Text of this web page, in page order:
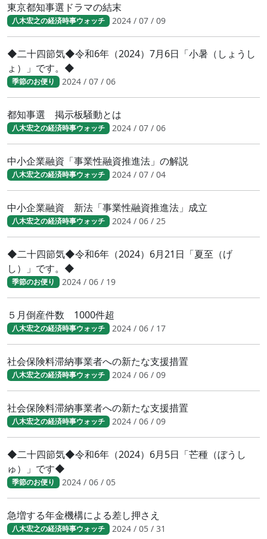
東京都知事選ドラマの結末
八木宏之の経済時事ウォッチ 2024 / 07 / 09
◆二十四節気◆令和6年（2024）7月6日「小暑（しょうし
ょ）」です。◆
季節のお便り 2024 / 07 / 06
都知事選 掲示板騒動とは
八木宏之の経済時事ウォッチ 2024 / 07 / 06
中小企業融資「事業性融資推進法」の解説
八木宏之の経済時事ウォッチ 2024 / 07 / 04
中小企業融資 新法「事業性融資推進法」成立
八木宏之の経済時事ウォッチ 2024 / 06 / 25
◆二十四節気◆令和6年（2024）6月21日「夏至（げ
し）」です。◆
季節のお便り 2024 / 06 / 19
５月倒産件数 1000件超
八木宏之の経済時事ウォッチ 2024 / 06 / 17
社会保険料滞納事業者への新たな支援措置
八木宏之の経済時事ウォッチ 2024 / 06 / 09
社会保険料滞納事業者への新たな支援措置
八木宏之の経済時事ウォッチ 2024 / 06 / 09
◆二十四節気◆令和6年（2024）6月5日「芒種（ぼうし
ゅ）」です◆
季節のお便り 2024 / 06 / 05
急増する年金機構による差し押さえ
八木宏之の経済時事ウォッチ 2024 / 05 / 31